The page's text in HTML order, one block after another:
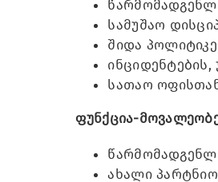
სამუშაო
შიდა
სათაო
ფუნქცია-
ახალი